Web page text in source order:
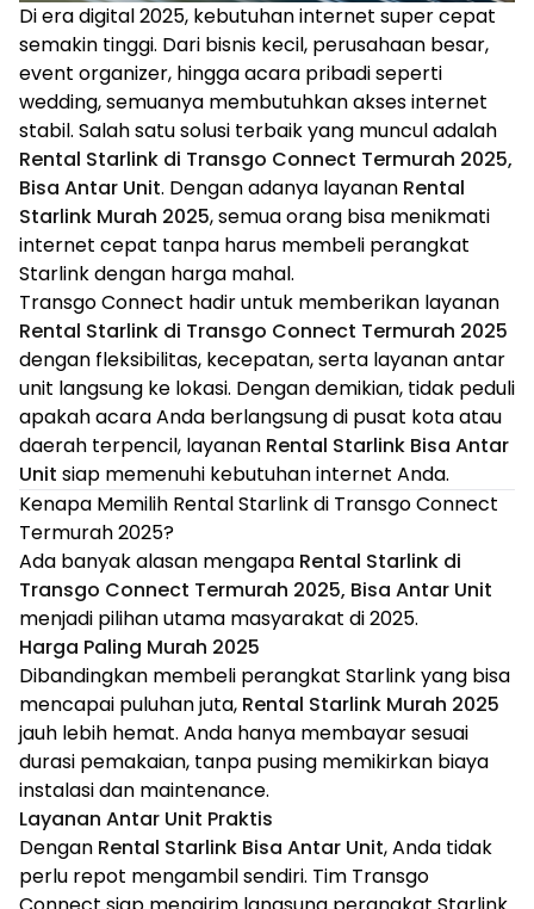
Di era digital 2025, kebutuhan internet super cepat
semakin tinggi. Dari bisnis kecil, perusahaan besar,
event organizer, hingga acara pribadi seperti
wedding, semuanya membutuhkan akses internet
stabil. Salah satu solusi terbaik yang muncul adalah
Rental Starlink di Transgo Connect Termurah 2025,
Bisa Antar Unit. Dengan adanya layanan Rental
Starlink Murah 2025, semua orang bisa menikmati
internet cepat tanpa harus membeli perangkat
Starlink dengan harga mahal.
Transgo Connect hadir untuk memberikan layanan
Rental Starlink di Transgo Connect Termurah 2025
dengan fleksibilitas, kecepatan, serta layanan antar
unit langsung ke lokasi. Dengan demikian, tidak peduli
apakah acara Anda berlangsung di pusat kota atau
daerah terpencil, layanan Rental Starlink Bisa Antar
Unit siap memenuhi kebutuhan internet Anda.
Kenapa Memilih Rental Starlink di Transgo Connect
Termurah 2025?
Ada banyak alasan mengapa Rental Starlink di
Transgo Connect Termurah 2025, Bisa Antar Unit
menjadi pilihan utama masyarakat di 2025.
Harga Paling Murah 2025
Dibandingkan membeli perangkat Starlink yang bisa
mencapai puluhan juta, Rental Starlink Murah 2025
jauh lebih hemat. Anda hanya membayar sesuai
durasi pemakaian, tanpa pusing memikirkan biaya
instalasi dan maintenance.
Layanan Antar Unit Praktis
Dengan Rental Starlink Bisa Antar Unit, Anda tidak
perlu repot mengambil sendiri. Tim Transgo